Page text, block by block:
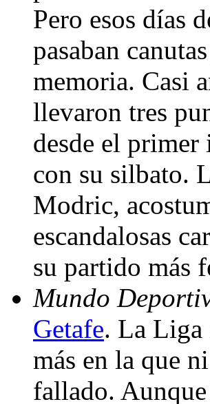
Pero esos días
pasaban
memoria. Casi
llevaron tres
desde el
con su silbato.
Modric,
escandalosas
su partido más
Mundo
Getafe. La Liga
más en la que
fallado.